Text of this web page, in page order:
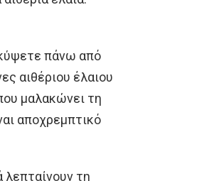
πάνω από
αιθέριου έλαιου
μαλακώνει τη
αποχρεμπτικό
λεπταίνουν τη